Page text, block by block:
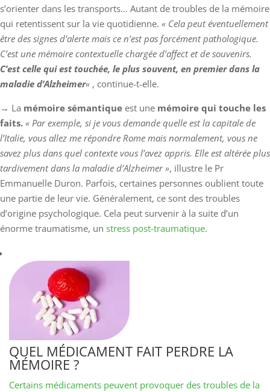
s’orienter dans les transports… Autant de troubles de la mémoire
qui retentissent sur la vie quotidienne. « Cela peut éventuellement
être des signes d’alerte mais ce n’est pas forcément pathologique.
C’est une mémoire contextuelle chargée d’affect et de souvenirs.
C’est celle qui est touchée, le plus souvent, en premier dans la
maladie d’Alzheimer« , continue-t-elle.
→ La mémoire sémantique est une mémoire qui touche les
faits. « Par exemple, si je vous demande quelle est la capitale de
l’Italie, vous allez me répondre Rome mais normalement, vous ne
savez plus dans quel contexte vous l’avez appris. Elle est altérée plus
tardivement dans la maladie d’Alzheimer », illustre le Pr
Emmanuelle Duron. Parfois, certaines personnes oublient toute
une partie de leur vie. Généralement, ce sont des troubles
d’origine psychologique. Cela peut survenir à la suite d’un
énorme traumatisme, un stress post-traumatique.
QUEL MÉDICAMENT FAIT PERDRE LA
MÉMOIRE ?
Certains médicaments peuvent provoquer des troubles de la